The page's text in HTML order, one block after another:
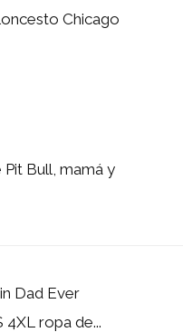
Chicago
Bull, mamá y
Dad Ever
ropa de...